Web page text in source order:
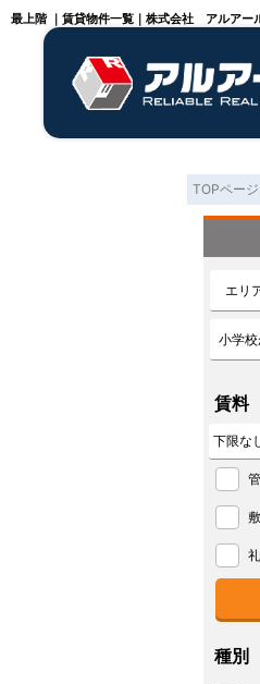
最上階 ｜賃貸物件一覧｜株式会社 アルアー
TOPページ
エリ
小学
賃料
種別